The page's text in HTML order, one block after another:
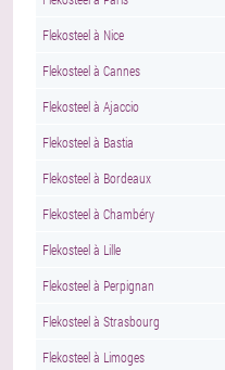
Flekosteel à Nice
Flekosteel à Cannes
Flekosteel à Ajaccio
Flekosteel à Bastia
Flekosteel à Bordeaux
Flekosteel à Chambéry
Flekosteel à Lille
Flekosteel à Perpignan
Flekosteel à Strasbourg
Flekosteel à Limoges